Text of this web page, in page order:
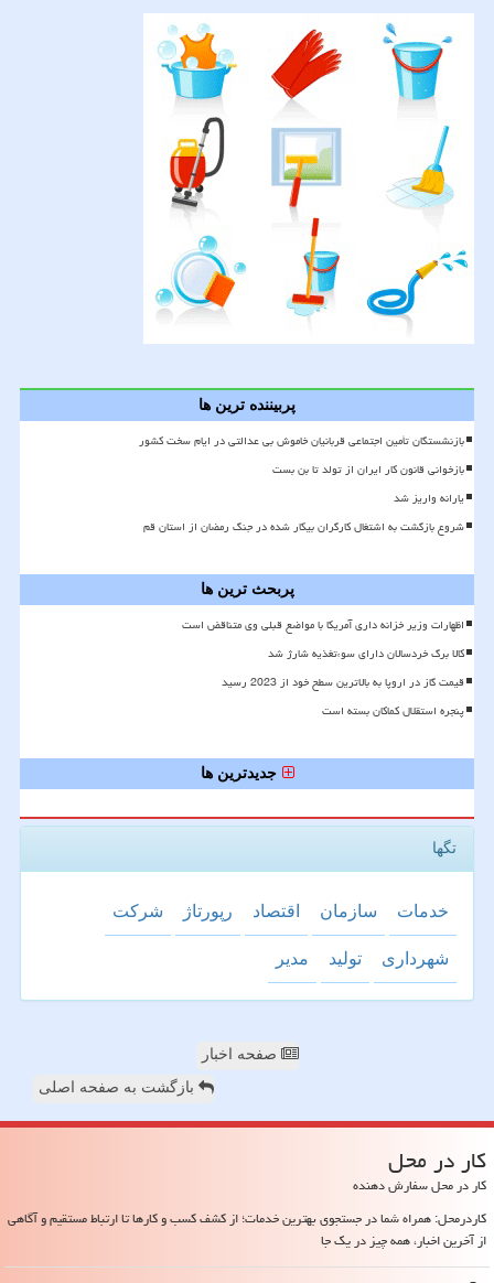
پربیننده ترین ها
بازنشستگان تأمین اجتماعی قربانیان خاموش بی عدالتی در ایام سخت کشور
بازخوانی قانون کار ایران از تولد تا بن بست
یارانه واریز شد
شروع بازگشت به اشتغال کارگران بیکار شده در جنگ رمضان از استان قم
پربحث ترین ها
اظهارات وزیر خزانه داری آمریکا با مواضع قبلی وی متناقض است
کالا برگ خردسالان دارای سوءتغذیه شارژ شد
قیمت گاز در اروپا به بالاترین سطح خود از 2023 رسید
پنجره استقلال کماکان بسته است
جدیدترین ها
تگها
خدمات سازمان اقتصاد رپورتاژ شركت
شهرداری تولید مدیر
صفحه اخبار
بازگشت به صفحه اصلی
كار در محل
کار در محل سفارش دهنده
کاردرمحل: همراه شما در جستجوی بهترین خدمات؛ از کشف کسب و کارها تا ارتباط مستقیم و آگاهی
از آخرین اخبار، همه چیز در یک جا